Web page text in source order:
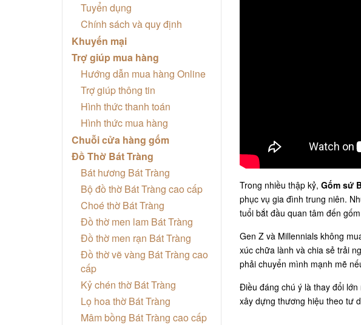
Trong nhiều thập kỷ, Gốm sứ
phục vụ gia đình trung niên.
tuổi bắt đầu quan tâm đến
Gen Z và Millennials không
xúc chữa lành và chia sẻ trải
phải chuyển mình mạnh mẽ
Điều đáng chú ý là thay đổi
xây dựng thương hiệu theo tư
Tuyển dụng
Chính sách và quy định
Khuyến mại
Trợ giúp mua hàng
Hướng dẫn mua hàng Online
Trợ giúp thông tin
Hình thức thanh toán
Hình thức mua hàng
Chuỗi cửa hàng gốm
Đồ Thờ Bát Tràng
Bát hương Bát Tràng
Bộ đồ thờ Bát Tràng cao cấp
Choé thờ Bát Tràng
Đồ thờ men lam Bát Tràng
Đồ thờ men rạn Bát Tràng
Đồ thờ vẽ vàng Bát Tràng cao
cấp
Kỷ chén thờ Bát Tràng
Lọ hoa thờ Bát Tràng
Mâm bồng Bát Tràng cao cấp